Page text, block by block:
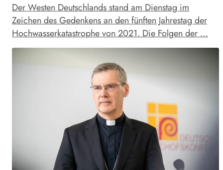
Der Westen Deutschlands stand am Dienstag im
Zeichen des Gedenkens an den fünften Jahrestag der
Hochwasserkatastrophe von 2021. Die Folgen der …